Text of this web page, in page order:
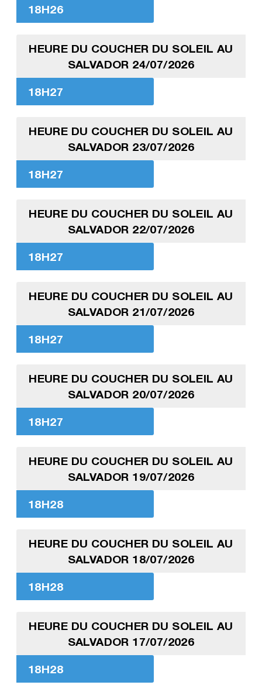
18H26
HEURE DU COUCHER DU SOLEIL AU
SALVADOR 24/07/2026
18H27
HEURE DU COUCHER DU SOLEIL AU
SALVADOR 23/07/2026
18H27
HEURE DU COUCHER DU SOLEIL AU
SALVADOR 22/07/2026
18H27
HEURE DU COUCHER DU SOLEIL AU
SALVADOR 21/07/2026
18H27
HEURE DU COUCHER DU SOLEIL AU
SALVADOR 20/07/2026
18H27
HEURE DU COUCHER DU SOLEIL AU
SALVADOR 19/07/2026
18H28
HEURE DU COUCHER DU SOLEIL AU
SALVADOR 18/07/2026
18H28
HEURE DU COUCHER DU SOLEIL AU
SALVADOR 17/07/2026
18H28